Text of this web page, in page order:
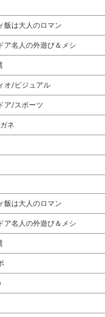
飯は大人のロマン
ア名人の外遊び＆メシ
オ/ビジュアル
ア/スポーツ
ネ
飯は大人のロマン
ア名人の外遊び＆メシ